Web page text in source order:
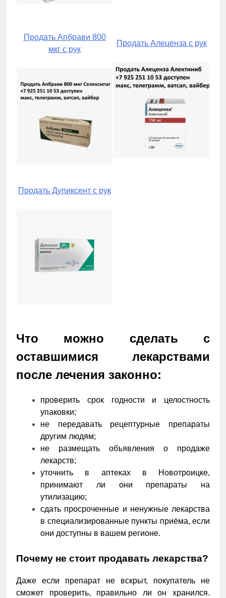
Продать Апбрави 800
мкг с рук
Продать Алеценза с рук
Продать Дупиксент с рук
Что можно сделать с
оставшимися лекарствами
после лечения законно:
проверить срок годности и целостность
упаковки;
не передавать рецептурные препараты
другим людям;
не размещать объявления о продаже
лекарств;
уточнить в аптеках в Новотроицке,
принимают ли они препараты на
утилизацию;
сдать просроченные и ненужные лекарства
в специализированные пункты приёма, если
они доступны в вашем регионе.
Почему не стоит продавать лекарства?
Даже если препарат не вскрыт, покупатель не
сможет проверить, правильно ли он хранился.